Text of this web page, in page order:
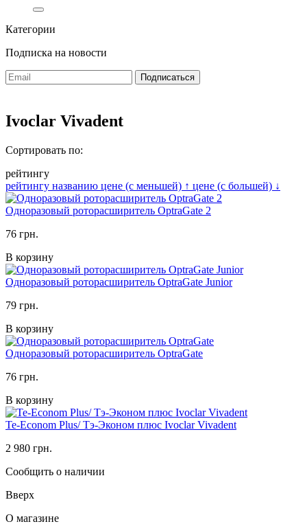
Категории
Подписка на новости
Ivoclar Vivadent
Сортировать по:
рейтингу
рейтингу названию цене (с меньшей) ↑ цене (с большей) ↓
Одноразовый роторасширитель OptraGate 2
76 грн.
В корзину
Одноразовый роторасширитель OptraGate Junior
79 грн.
В корзину
Одноразовый роторасширитель OptraGate
76 грн.
В корзину
Te-Econom Plus/ Тэ-Эконом плюс Ivoclar Vivadent
2 980 грн.
Сообщить о наличии
Вверх
О магазине